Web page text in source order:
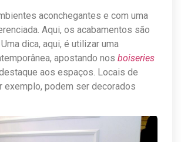
aconchegantes e com uma
Aqui, os acabamentos são
dica, aqui, é utilizar uma
apostando nos boiseries
aos espaços. Locais de
exemplo, podem ser decorados